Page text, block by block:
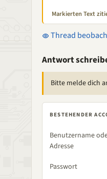
Markierten Text
Thread
Antwort
Bitte melde dich
BESTEHENDER
Benutzername
Adresse
Passwort